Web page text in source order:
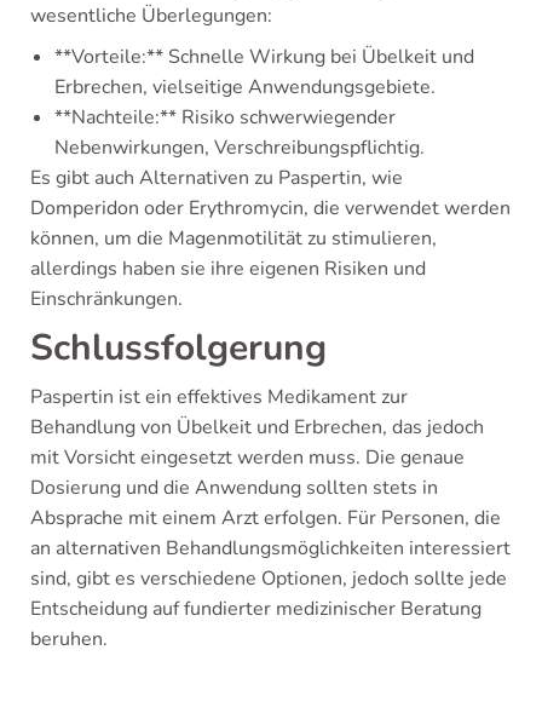
wesentliche Überlegungen:
**Vorteile:** Schnelle Wirkung bei Übelkeit und
Erbrechen, vielseitige Anwendungsgebiete.
**Nachteile:** Risiko schwerwiegender
Nebenwirkungen, Verschreibungspflichtig.
Es gibt auch Alternativen zu Paspertin, wie
Domperidon oder Erythromycin, die verwendet werden
können, um die Magenmotilität zu stimulieren,
allerdings haben sie ihre eigenen Risiken und
Einschränkungen.
Schlussfolgerung
Paspertin ist ein effektives Medikament zur
Behandlung von Übelkeit und Erbrechen, das jedoch
mit Vorsicht eingesetzt werden muss. Die genaue
Dosierung und die Anwendung sollten stets in
Absprache mit einem Arzt erfolgen. Für Personen, die
an alternativen Behandlungsmöglichkeiten interessiert
sind, gibt es verschiedene Optionen, jedoch sollte jede
Entscheidung auf fundierter medizinischer Beratung
beruhen.